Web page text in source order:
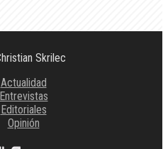
Skrilec
Actualidad
Entrevistas
Editoriales
Opinión